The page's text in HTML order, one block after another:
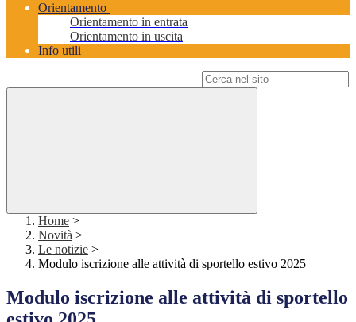
Orientamento
Orientamento in entrata
Orientamento in uscita
Info utili
Home >
Novità >
Le notizie >
Modulo iscrizione alle attività di sportello estivo 2025
Modulo iscrizione alle attività di sportello